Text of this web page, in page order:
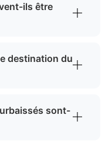
ils être
destination du
sont-